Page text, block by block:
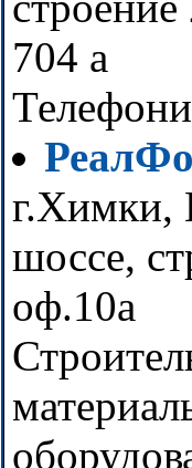
704 а
г.Химки,
шоссе,
оф.10а